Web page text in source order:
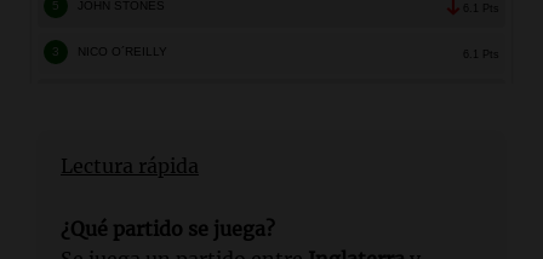
Lectura rápida
¿Qué partido se juega?